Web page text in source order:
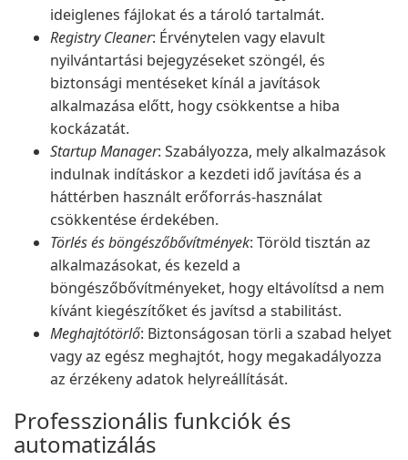
ideiglenes fájlokat és a tároló tartalmát.
Registry Cleaner: Érvénytelen vagy elavult
nyilvántartási bejegyzéseket szöngél, és
biztonsági mentéseket kínál a javítások
alkalmazása előtt, hogy csökkentse a hiba
kockázatát.
Startup Manager: Szabályozza, mely alkalmazások
indulnak indításkor a kezdeti idő javítása és a
háttérben használt erőforrás-használat
csökkentése érdekében.
Törlés és böngészőbővítmények: Töröld tisztán az
alkalmazásokat, és kezeld a
böngészőbővítményeket, hogy eltávolítsd a nem
kívánt kiegészítőket és javítsd a stabilitást.
Meghajtótörlő: Biztonságosan törli a szabad helyet
vagy az egész meghajtót, hogy megakadályozza
az érzékeny adatok helyreállítását.
Professzionális funkciók és
automatizálás